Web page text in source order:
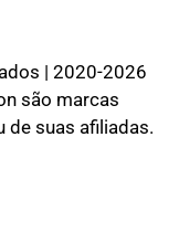
| 2020-2026
são marcas
de suas afiliadas.